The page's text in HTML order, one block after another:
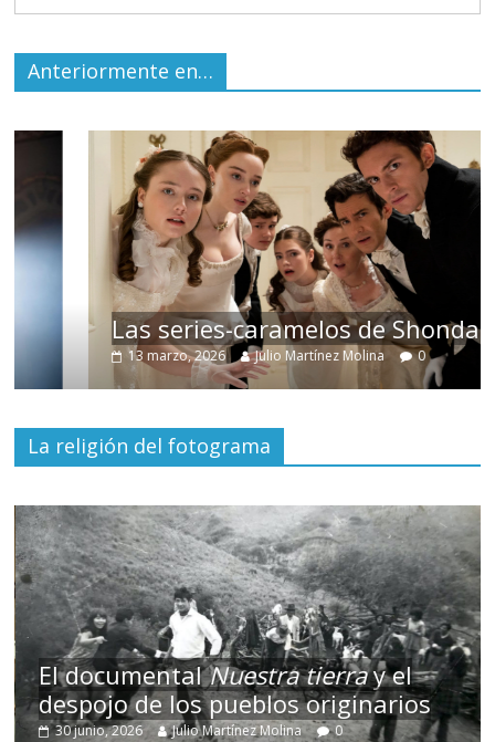
Anteriormente en…
Las series-caramelos de Shondaland
13 marzo, 2026 Julio Martínez Molina 0
La religión del fotograma
El documentalNuestra tierray el
despojo de los pueblos originarios
30 junio, 2026 Julio Martínez Molina 0